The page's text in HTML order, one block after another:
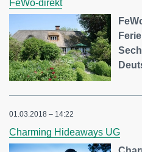
FeWo-direkt
01.03.2018 – 14:22
Charming Hideaways UG